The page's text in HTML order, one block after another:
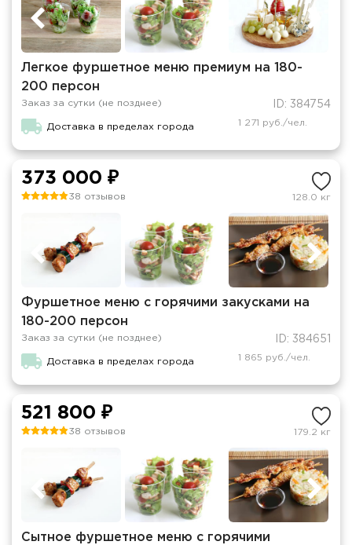
Легкое фуршетное меню премиум на 180-
200 персон
Заказ за сутки (не позднее) ID: 384754
Доставка в пределах города 1 271 руб./чел.
373 000 ₽
38 отзывов 128.0 кг
Фуршетное меню с горячими закусками на
180-200 персон
Заказ за сутки (не позднее) ID: 384651
Доставка в пределах города 1 865 руб./чел.
521 800 ₽
38 отзывов 179.2 кг
Сытное фуршетное меню с горячими